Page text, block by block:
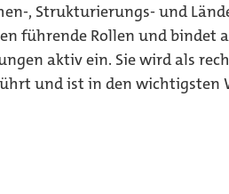
, Strukturierungs- und
führende Rollen und bindet
aktiv ein. Sie wird als
und ist in den wichtigsten